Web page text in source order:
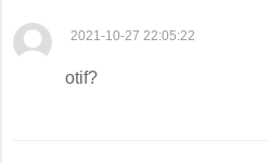
2021-10-27 22:05:22
otif?